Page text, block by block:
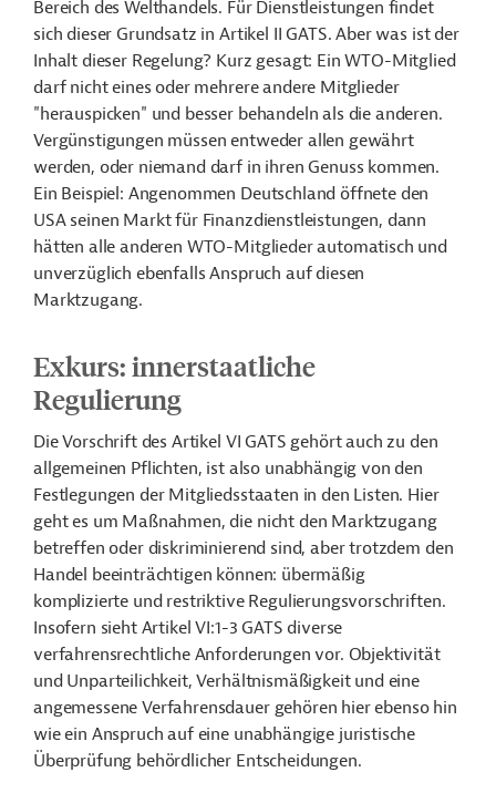
Bereich des Welthandels. Für Dienstleistungen findet
sich dieser Grundsatz in Artikel II GATS. Aber was ist der
Inhalt dieser Regelung? Kurz gesagt: Ein WTO-Mitglied
darf nicht eines oder mehrere andere Mitglieder
"herauspicken" und besser behandeln als die anderen.
Vergünstigungen müssen entweder allen gewährt
werden, oder niemand darf in ihren Genuss kommen.
Ein Beispiel: Angenommen Deutschland öffnete den
USA seinen Markt für Finanzdienstleistungen, dann
hätten alle anderen WTO-Mitglieder automatisch und
unverzüglich ebenfalls Anspruch auf diesen
Marktzugang.
Exkurs: innerstaatliche
Regulierung
Die Vorschrift des Artikel VI GATS gehört auch zu den
allgemeinen Pflichten, ist also unabhängig von den
Festlegungen der Mitgliedsstaaten in den Listen. Hier
geht es um Maßnahmen, die nicht den Marktzugang
betreffen oder diskriminierend sind, aber trotzdem den
Handel beeinträchtigen können: übermäßig
komplizierte und restriktive Regulierungsvorschriften.
Insofern sieht Artikel VI:1-3 GATS diverse
verfahrensrechtliche Anforderungen vor. Objektivität
und Unparteilichkeit, Verhältnismäßigkeit und eine
angemessene Verfahrensdauer gehören hier ebenso hin
wie ein Anspruch auf eine unabhängige juristische
Überprüfung behördlicher Entscheidungen.